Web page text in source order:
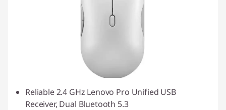
Reliable 2.4 GHz Lenovo Pro Unified USB
Receiver, Dual Bluetooth 5.3